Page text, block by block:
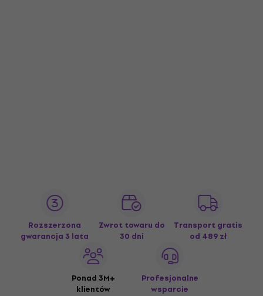
Rozszerzona
gwarancja 3 lata
Zwrot towaru do
30 dni
Transport gratis
od 489 zł
Ponad 3M+
klientów
Profesjonalne
wsparcie